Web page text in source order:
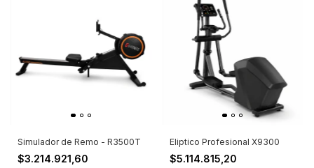
Simulador de Remo - R3500T
$3.214.921,60
Eliptico Profesional X9300
$5.114.815,20